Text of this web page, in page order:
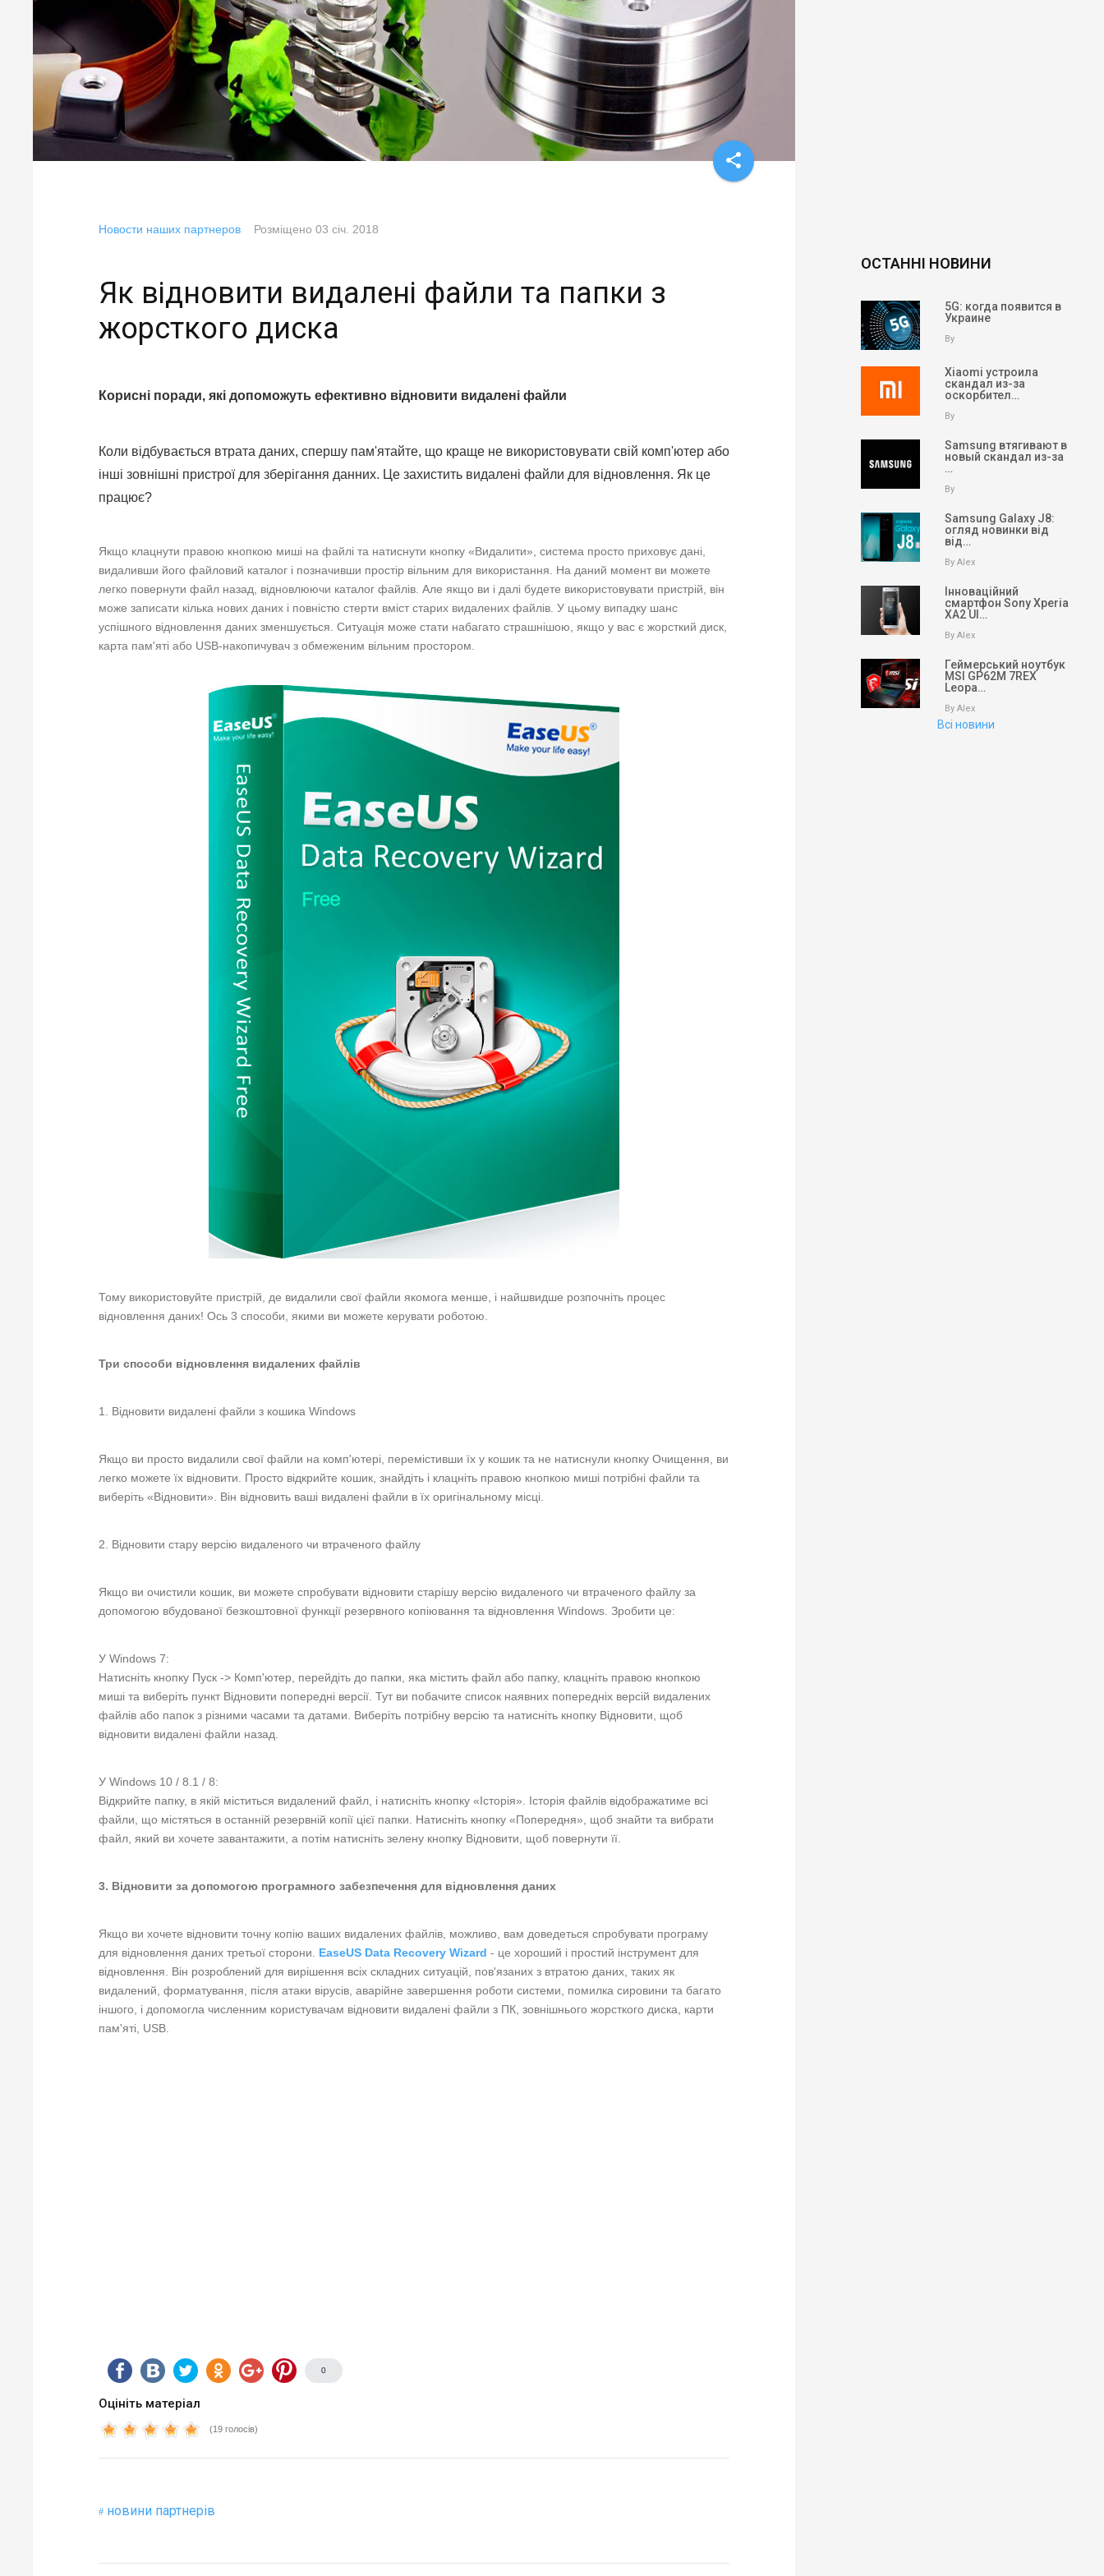
share
Новости наших партнеров Розміщено 03 січ. 2018
Як відновити видалені файли та папки з
жорсткого диска
Корисні поради, які допоможуть ефективно відновити видалені файли
Коли відбувається втрата даних, спершу пам'ятайте, що краще не використовувати свій комп'ютер або
інші зовнішні пристрої для зберігання данних. Це захистить видалені файли для відновлення. Як це
працює?
Якщо клацнути правою кнопкою миші на файлі та натиснути кнопку «Видалити», система просто приховує дані,
видаливши його файловий каталог і позначивши простір вільним для використання. На даний момент ви можете
легко повернути файл назад, відновлюючи каталог файлів. Але якщо ви і далі будете використовувати пристрій, він
може записати кілька нових даних і повністю стерти вміст старих видалених файлів. У цьому випадку шанс
успішного відновлення даних зменшується. Ситуація може стати набагато страшнішою, якщо у вас є жорсткий диск,
карта пам'яті або USB-накопичувач з обмеженим вільним простором.
Тому використовуйте пристрій, де видалили свої файли якомога менше, і найшвидше розпочніть процес
відновлення даних! Ось 3 способи, якими ви можете керувати роботою.
Три способи відновлення видалених файлів
1. Відновити видалені файли з кошика Windows
Якщо ви просто видалили свої файли на комп'ютері, перемістивши їх у кошик та не натиснули кнопку Очищення, ви
легко можете їх відновити. Просто відкрийте кошик, знайдіть і клацніть правою кнопкою миші потрібні файли та
виберіть «Відновити». Він відновить ваші видалені файли в їх оригінальному місці.
2. Відновити стару версію видаленого чи втраченого файлу
Якщо ви очистили кошик, ви можете спробувати відновити старішу версію видаленого чи втраченого файлу за
допомогою вбудованої безкоштовної функції резервного копіювання та відновлення Windows. Зробити це:
У Windows 7:
Натисніть кнопку Пуск -> Комп'ютер, перейдіть до папки, яка містить файл або папку, клацніть правою кнопкою
миші та виберіть пункт Відновити попередні версії. Тут ви побачите список наявних попередніх версій видалених
файлів або папок з різними часами та датами. Виберіть потрібну версію та натисніть кнопку Відновити, щоб
відновити видалені файли назад.
У Windows 10 / 8.1 / 8:
Відкрийте папку, в якій міститься видалений файл, і натисніть кнопку «Історія». Історія файлів відображатиме всі
файли, що містяться в останній резервній копії цієї папки. Натисніть кнопку «Попередня», щоб знайти та вибрати
файл, який ви хочете завантажити, а потім натисніть зелену кнопку Відновити, щоб повернути її.
3. Відновити за допомогою програмного забезпечення для відновлення даних
Якщо ви хочете відновити точну копію ваших видалених файлів, можливо, вам доведеться спробувати програму
для відновлення даних третьої сторони. EaseUS Data Recovery Wizard - це хороший і простий інструмент для
відновлення. Він розроблений для вирішення всіх складних ситуацій, пов'язаних з втратою даних, таких як
видалений, форматування, після атаки вірусів, аварійне завершення роботи системи, помилка сировини та багато
іншого, і допомогла численним користувачам відновити видалені файли з ПК, зовнішнього жорсткого диска, карти
пам'яті, USB.
0
Оцініть матеріал
(19 голосів)
новини партнерів
ОСТАННІ НОВИНИ
5G: когда появится в
Украине
By
Xiaomi устроила
скандал из-за
оскорбител…
By
Samsung втягивают в
новый скандал из-за
…
By
Samsung Galaxy J8:
огляд новинки від
від…
By Alex
Інноваційний
смартфон Sony Xperia
XA2 Ul…
By Alex
Геймерський ноутбук
MSI GP62M 7REX
Leopa…
By Alex
Всі новини